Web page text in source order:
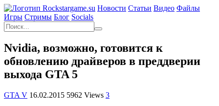
Новости Статьи Видео Файлы
Игры Cтримы Блог Socials
Nvidia, возможно, готовится к
обновлению драйверов в преддверии
выхода GTA 5
GTA V 16.02.2015 5962 Views 3